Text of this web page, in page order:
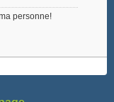
personne!